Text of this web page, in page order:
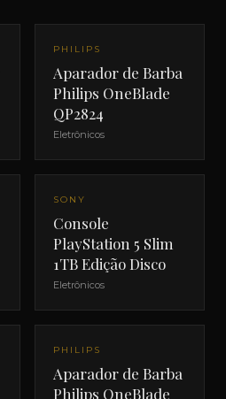
PHILIPS
Aparador de Barba
Philips OneBlade
QP2824
Eletrônicos
SONY
Console
PlayStation 5 Slim
1TB Edição Disco
Eletrônicos
PHILIPS
Aparador de Barba
Philips OneBlade